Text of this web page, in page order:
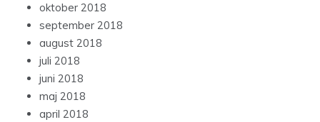
oktober 2018
september 2018
august 2018
juli 2018
juni 2018
maj 2018
april 2018